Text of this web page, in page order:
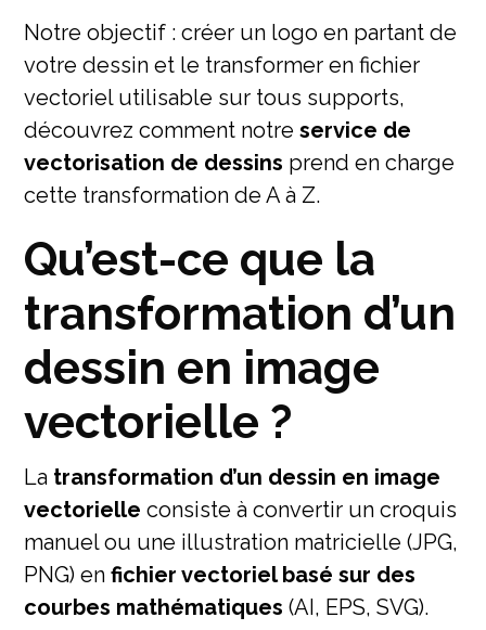
Notre objectif : créer un logo en partant de
votre dessin et le transformer en fichier
vectoriel utilisable sur tous supports,
découvrez comment notreservice de
vectorisation de dessins prend en charge
cette transformation de A à Z.
Qu’est-ce que la
transformation d’un
dessin en image
vectorielle ?
La transformation d’un dessin en image
vectorielle consiste à convertir un croquis
manuel ou une illustration matricielle (JPG,
PNG) enfichier vectoriel basé sur des
courbes mathématiques (AI, EPS, SVG).